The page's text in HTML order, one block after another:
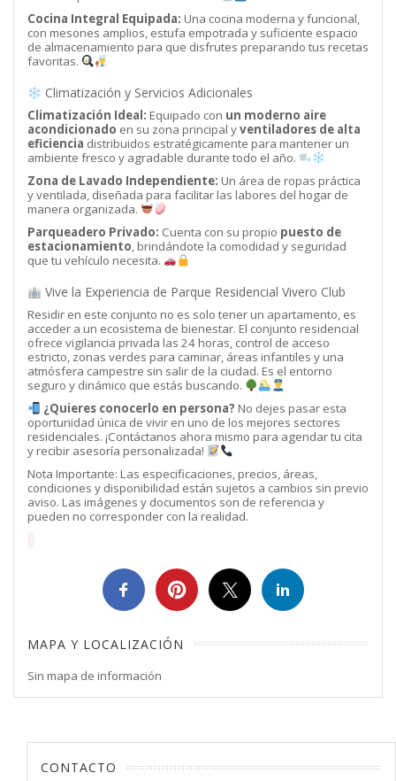
Cocina Integral Equipada: Una cocina moderna y funcional,
con mesones amplios, estufa empotrada y suficiente espacio
de almacenamiento para que disfrutes preparando tus recetas
favoritas.
Climatización y Servicios Adicionales
Climatización Ideal: Equipado con un moderno aire
acondicionado en su zona principal yventiladores de alta
eficiencia distribuidos estratégicamente para mantener un
ambiente fresco y agradable durante todo el año.
Zona de Lavado Independiente: Un área de ropas práctica
y ventilada, diseñada para facilitar las labores del hogar de
manera organizada.
Parqueadero Privado: Cuenta con su propio puesto de
estacionamiento, brindándote la comodidad y seguridad
que tu vehículo necesita.
Vive la Experiencia de Parque Residencial Vivero Club
Residir en este conjunto no es solo tener un apartamento, es
acceder a un ecosistema de bienestar. El conjunto residencial
ofrece vigilancia privada las 24 horas, control de acceso
estricto, zonas verdes para caminar, áreas infantiles y una
atmósfera campestre sin salir de la ciudad. Es el entorno
seguro y dinámico que estás buscando.
¿Quieres conocerlo en persona? No dejes pasar esta
oportunidad única de vivir en uno de los mejores sectores
residenciales. ¡Contáctanos ahora mismo para agendar tu cita
y recibir asesoría personalizada!
Nota Importante: Las especificaciones, precios, áreas,
condiciones y disponibilidad están sujetos a cambios sin previo
aviso. Las imágenes y documentos son de referencia y
pueden no corresponder con la realidad.
MAPA Y LOCALIZACIÓN
Sin mapa de información
CONTACTO